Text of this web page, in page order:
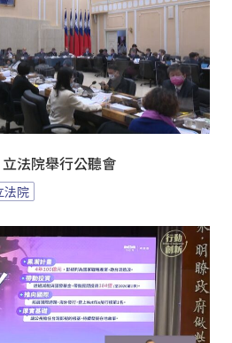
法院舉行公聽會
法院